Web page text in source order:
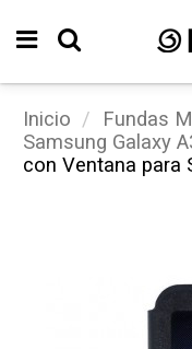
Inicio Fundas
Samsung Galaxy
con Ventana para